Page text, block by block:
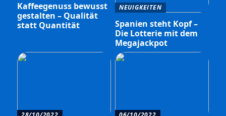
Kaffeegenuss bewusst
gestalten – Qualität
statt Quantität
NEUIGKEITEN
Spanien steht Kopf –
Die Lotterie mit dem
Megajackpot